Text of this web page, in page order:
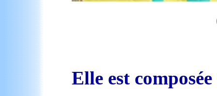
Elle est